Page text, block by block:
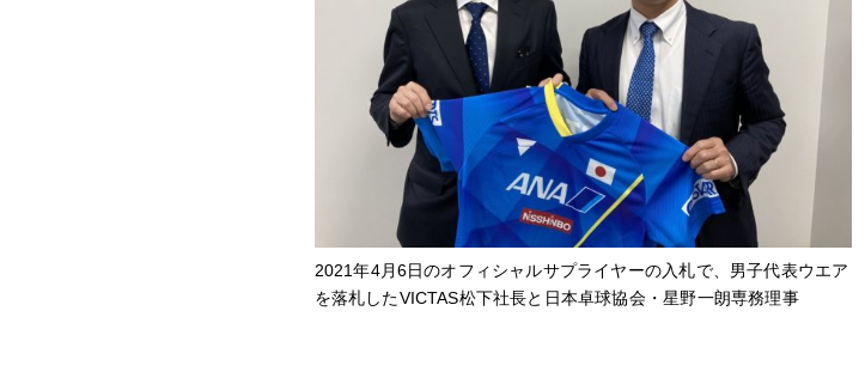
2021年4月6日のオフィシャルサプライヤーの入札で、男子代表ウエア
を落札したVICTAS松下社長と日本卓球協会・星野一朗専務理事